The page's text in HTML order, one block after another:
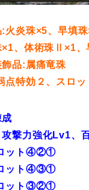
:火炎珠×5、早填
×1、体術珠Ⅱ×1、
飾品:属痛竜珠
点特効２、スロ
攻撃力強化Lv1、
ット④②①
ット④③①
ット③②①